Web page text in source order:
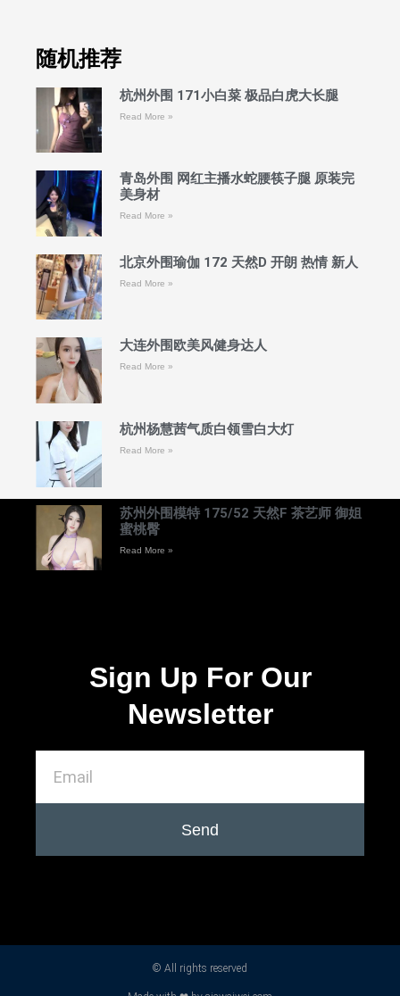
随机推荐
杭州外围 171小白菜 极品白虎大长腿
Read More »
青岛外围 网红主播水蛇腰筷子腿 原装完
美身材
Read More »
北京外围瑜伽 172 天然D 开朗 热情 新人
Read More »
大连外围欧美风健身达人
Read More »
杭州杨慧茜气质白领雪白大灯
Read More »
苏州外围模特 175/52 天然F 茶艺师 御姐
蜜桃臀
Read More »
Sign Up For Our
Newsletter
Send
© All rights reserved